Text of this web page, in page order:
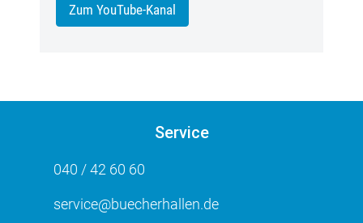
Zum YouTube-Kanal
Service
040 / 42 60 60
service@buecherhallen.de